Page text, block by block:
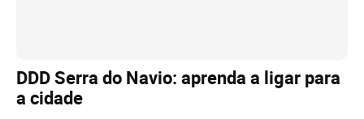
DDD Serra do Navio: aprenda a ligar para
a cidade